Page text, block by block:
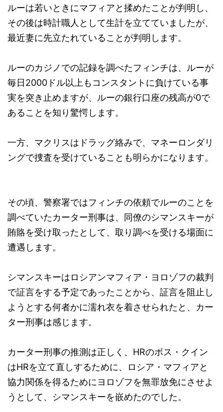
ルーは若いときにマフィアと揉めたことが判明し、
その後は時計職人として生計を立てていましたが、
最近妻に先立たれていることが判明します。
ルーのカジノでの記録を調べたフィンチは、ルーが
毎日2000ドル以上もコンスタントに負けている事
実を突き止めますが、ルーの銀行口座の残高が0で
あることを知り驚愕します。
一方、マクリスはドラッグ絡みで、マネーロンダリ
ングで捜査を受けていることも明らかになります。
その頃、警察署ではフィンチの依頼でルーのことを
調べていたカーター刑事は、同僚のシマンスキーが
賄賂を受け取ったとして、取り調べを受ける場面に
遭遇します。
シマンスキーはロシアンマフィア・ヨロゾフの裁判
で証言をする予定であったことから、証言を阻止し
ようとする何者かに濡れ衣を着させられたと、カー
ター刑事は感じます。
カーター刑事の推測は正しく、HRのボス・クイン
はHRを立て直しするために、ロシア・マフィアと
協力関係を得るためにヨロゾフを無罪放免にさせよ
うとして、シマンスキーを嵌めたのでした。